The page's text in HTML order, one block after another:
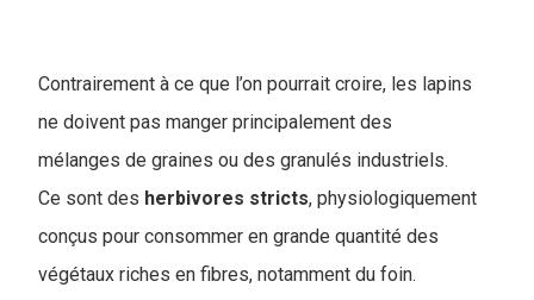
Contrairement à ce que l’on pourrait croire, les lapins
ne doivent pas manger principalement des
mélanges de graines ou des granulés industriels.
Ce sont des herbivores stricts, physiologiquement
conçus pour consommer en grande quantité des
végétaux riches en fibres, notamment du foin.